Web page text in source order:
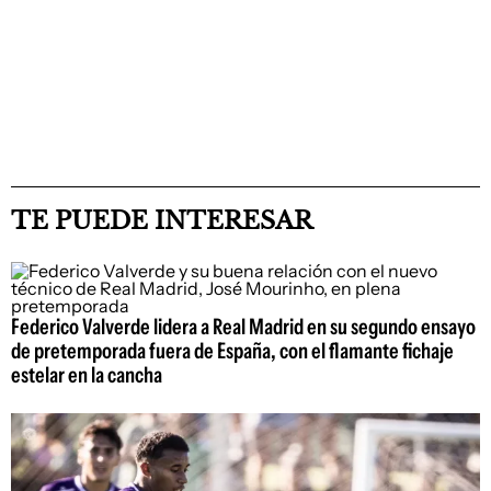
TE PUEDE INTERESAR
Federico Valverde lidera a Real Madrid en su segundo ensayo
de pretemporada fuera de España, con el flamante fichaje
estelar en la cancha